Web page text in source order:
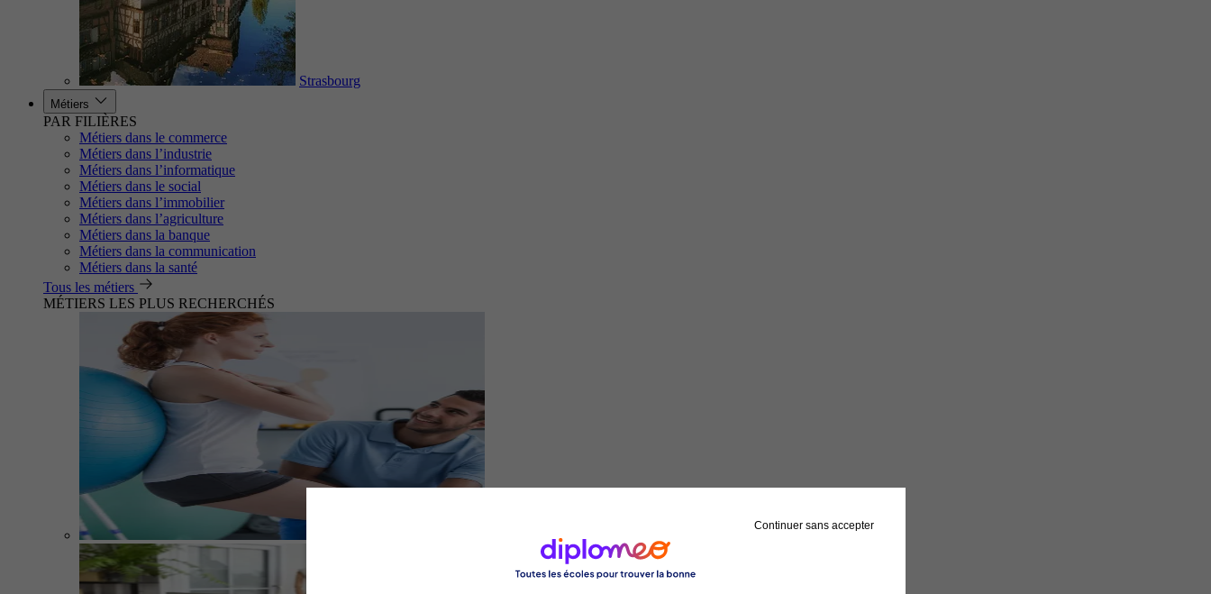
Strasbourg
Métiers
PAR FILIÈRES
Métiers dans le commerce
Métiers dans l’industrie
Métiers dans l’informatique
Métiers dans le social
Métiers dans l’immobilier
Métiers dans l’agriculture
Métiers dans la banque
Métiers dans la communication
Métiers dans la santé
Tous les métiers
MÉTIERS LES PLUS RECHERCHÉS
Kinésithérapeute sportif
Continuer sans accepter